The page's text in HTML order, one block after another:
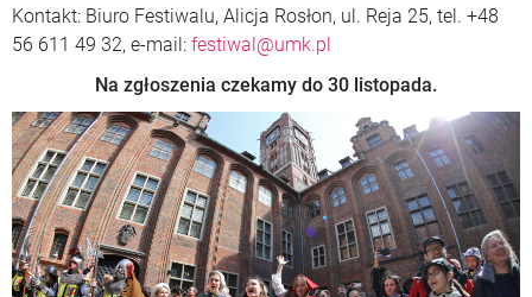
Kontakt: Biuro Festiwalu, Alicja Rosłon, ul. Reja 25, tel. +48
56 611 49 32, e-mail: festiwal@umk.pl
Na zgłoszenia czekamy do 30 listopada.